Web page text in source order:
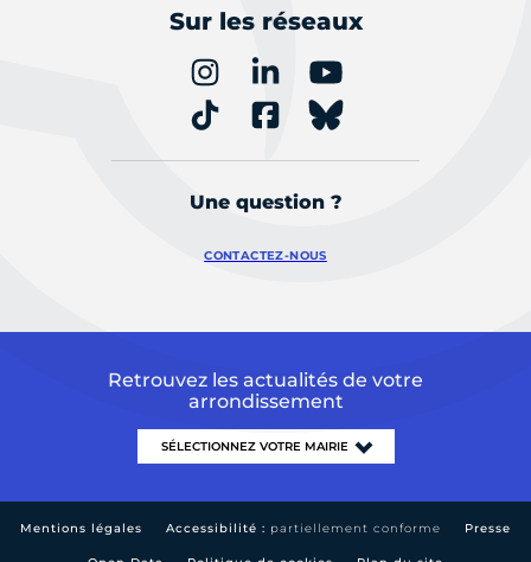
Sur les réseaux
Une question ?
CONTACTEZ-NOUS
Retrouvez les actualités de votre
arrondissement
Mentions légales Accessibilité : partiellement conforme Presse